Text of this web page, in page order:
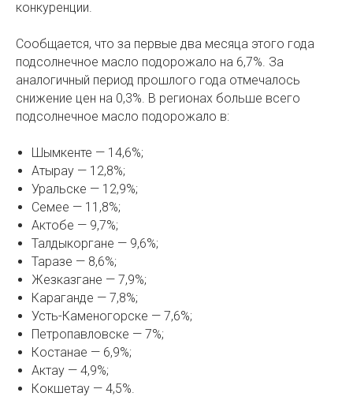
конкуренции.
Сообщается, что за первые два месяца этого года
подсолнечное масло подорожало на 6,7%. За
аналогичный период прошлого года отмечалось
снижение цен на 0,3%. В регионах больше всего
подсолнечное масло подорожало в:
Шымкенте — 14,6%;
Атырау — 12,8%;
Уральске — 12,9%;
Семее — 11,8%;
Актобе — 9,7%;
Талдыкоргане — 9,6%;
Таразе — 8,6%;
Жезказгане — 7,9%;
Караганде — 7,8%;
Усть-Каменогорске — 7,6%;
Петропавловске — 7%;
Костанае — 6,9%;
Актау — 4,9%;
Кокшетау — 4,5%.